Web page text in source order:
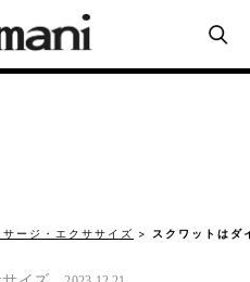
サージ・エクササイズ スクワットはダ